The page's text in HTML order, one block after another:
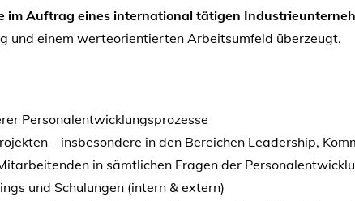
im Auftrag eines international tätigen
und einem werteorientierten Arbeitsumfeld überzeugt.
Personalentwicklungsprozesse
– insbesondere in den Bereichen Leadership,
in sämtlichen Fragen der
und Schulungen (intern & extern)